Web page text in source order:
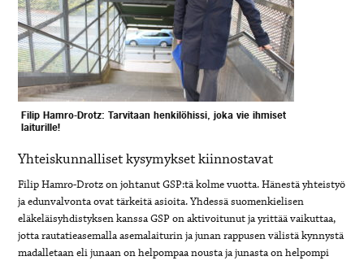
Filip Hamro-Drotz: Tarvitaan henkilöhissi, joka vie ihmiset
laiturille!
Yhteiskunnalliset kysymykset kiinnostavat
Filip Hamro-Drotz on johtanut GSP:tä kolme vuotta. Hänestä yhteistyö
ja edunvalvonta ovat tärkeitä asioita. Yhdessä suomenkielisen
eläkeläisyhdistyksen kanssa GSP on aktivoitunut ja yrittää vaikuttaa,
jotta rautatieasemalla asemalaiturin ja junan rappusen välistä kynnystä
madalletaan eli junaan on helpompaa nousta ja junasta on helpompi